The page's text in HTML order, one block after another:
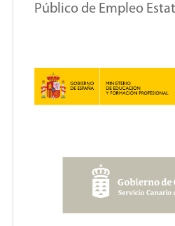
Público de Empleo